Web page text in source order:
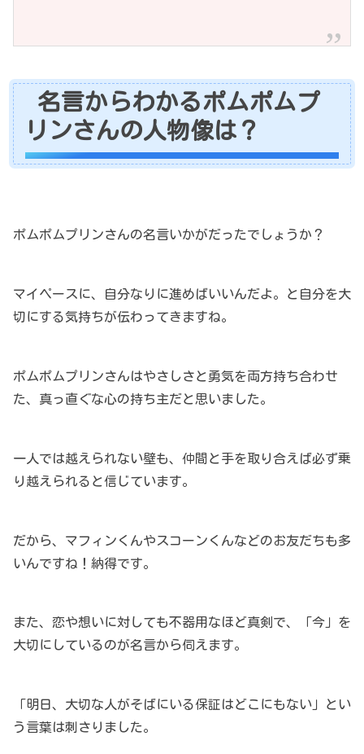
名言からわかるポムポムプ
リンさんの人物像は？
ポムポムプリンさんの名言いかがだったでしょうか？
マイペースに、自分なりに進めばいいんだよ。と自分を大
切にする気持ちが伝わってきますね。
ポムポムプリンさんはやさしさと勇気を両方持ち合わせ
た、真っ直ぐな心の持ち主だと思いました。
一人では越えられない壁も、仲間と手を取り合えば必ず乗
り越えられると信じています。
だから、マフィンくんやスコーンくんなどのお友だちも多
いんですね！納得です。
また、恋や想いに対しても不器用なほど真剣で、「今」を
大切にしているのが名言から伺えます。
「明日、大切な人がそばにいる保証はどこにもない」とい
う言葉は刺さりました。